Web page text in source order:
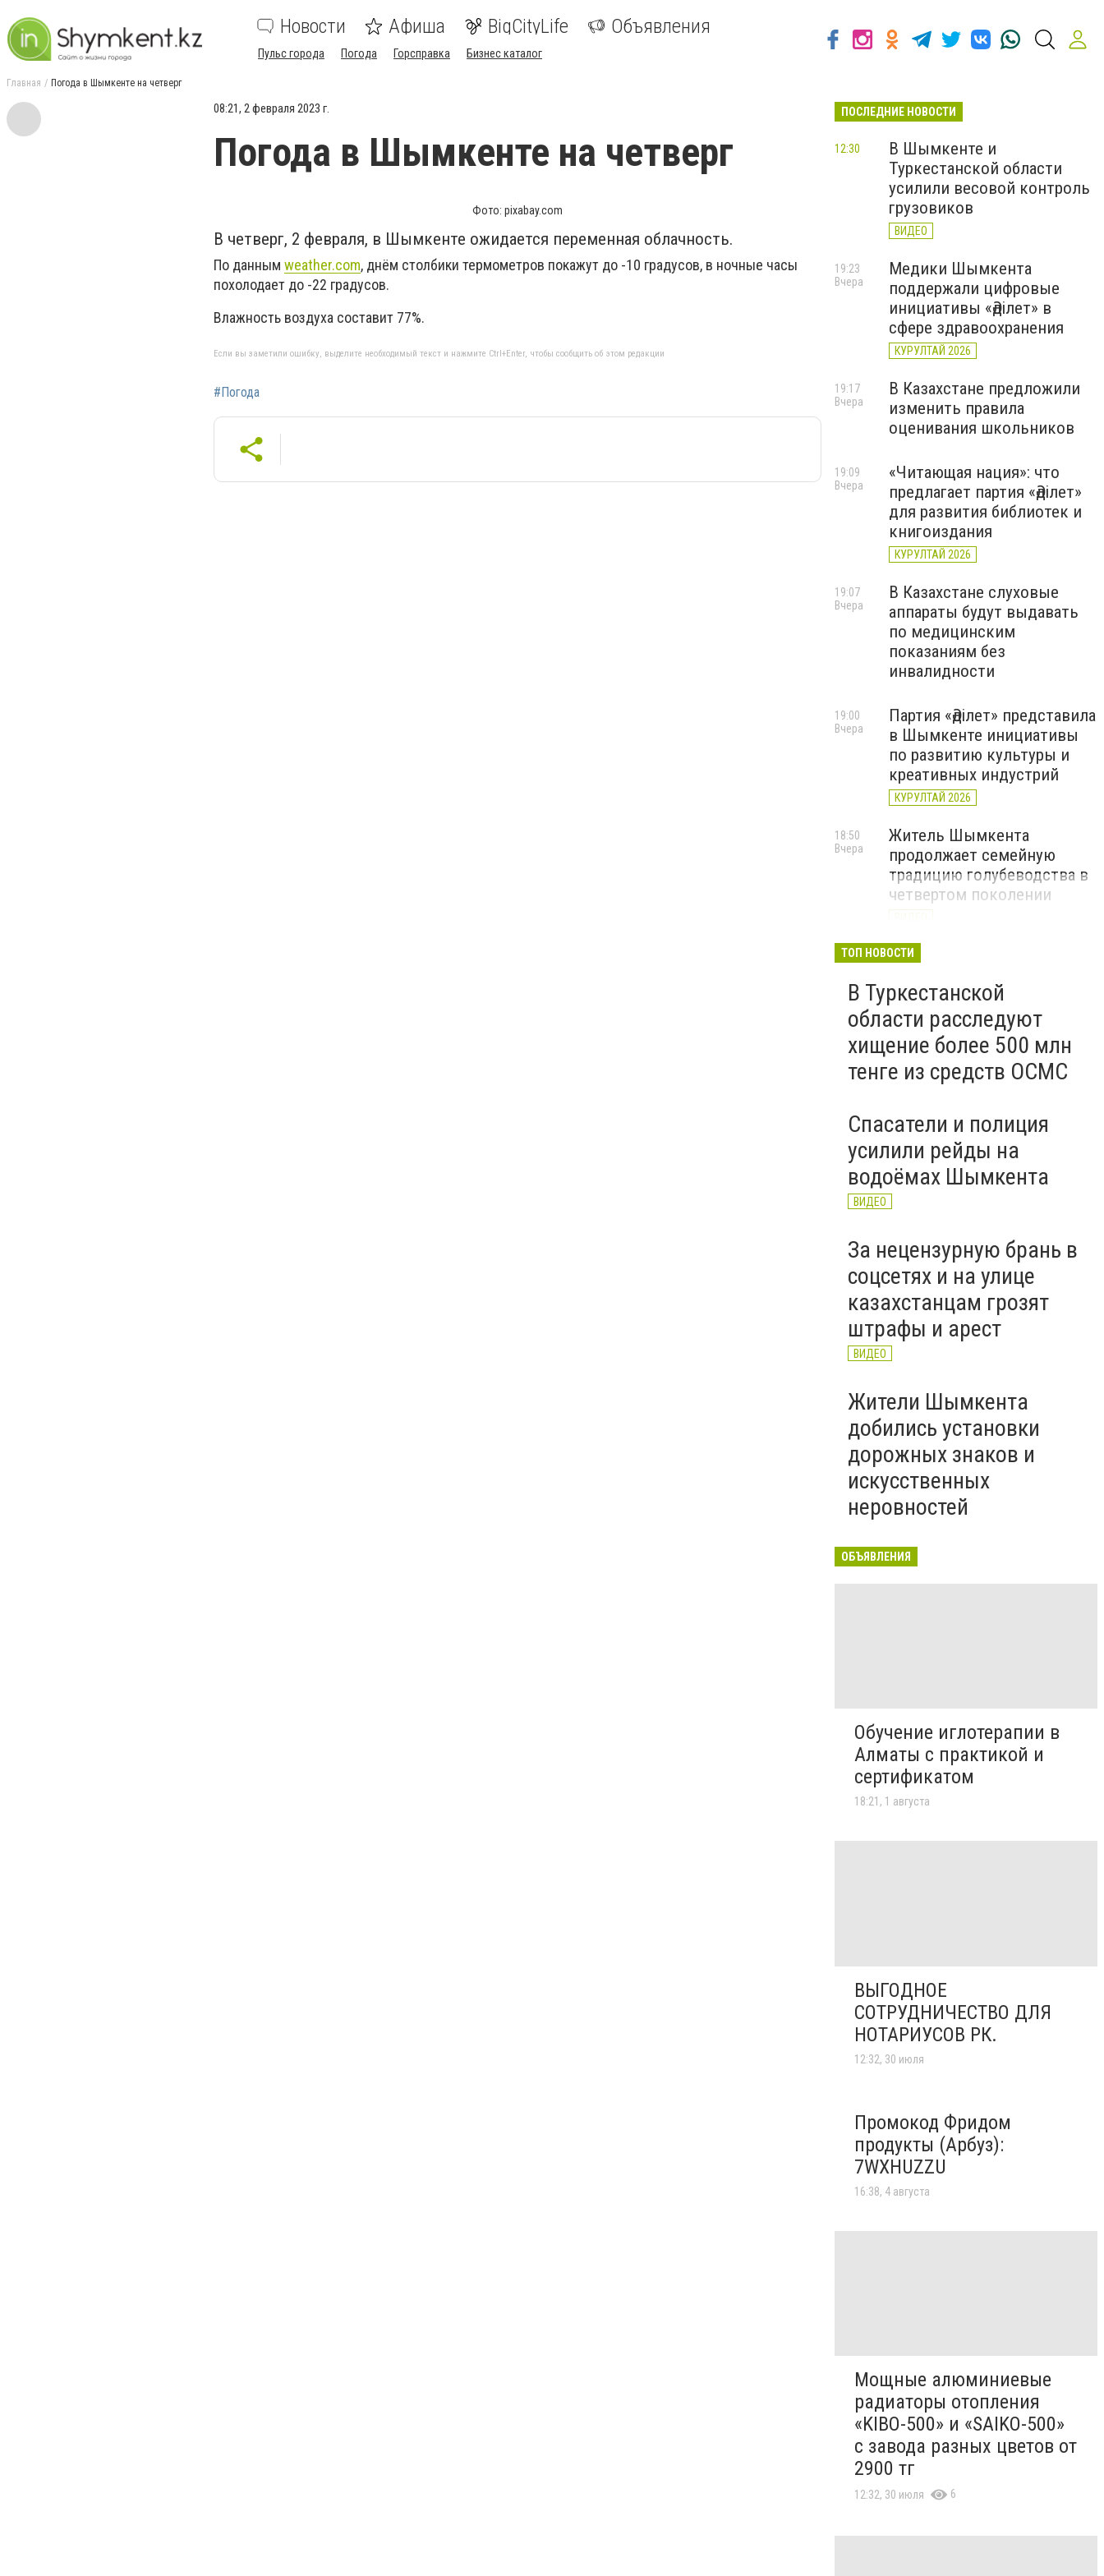
Новости Афиша BigCityLife Объявления
Пульс города Погода Горсправка Бизнес каталог
Главная Погода в Шымкенте на четверг
08:21, 2 февраля 2023 г.
Погода в Шымкенте на четверг
Фото: pixabay.com
В четверг, 2 февраля, в Шымкенте ожидается переменная облачность.
По данным weather.com, днём столбики термометров покажут до -10 градусов, в ночные часы
похолодает до -22 градусов.
Влажность воздуха составит 77%.
Если вы заметили ошибку, выделите необходимый текст и нажмите Ctrl+Enter, чтобы сообщить об этом редакции
#Погода
ПОСЛЕДНИЕ НОВОСТИ
В Шымкенте и
Туркестанской области
усилили весовой контроль
грузовиков
ВИДЕО
12:30
Медики Шымкента
поддержали цифровые
инициативы «Әділет» в
сфере здравоохранения
КУРУЛТАЙ 2026
19:23
Вчера
В Казахстане предложили
изменить правила
оценивания школьников
19:17
Вчера
«Читающая нация»: что
предлагает партия «Әділет»
для развития библиотек и
книгоиздания
КУРУЛТАЙ 2026
19:09
Вчера
В Казахстане слуховые
аппараты будут выдавать
по медицинским
показаниям без
инвалидности
19:07
Вчера
Партия «Әділет» представила
в Шымкенте инициативы
по развитию культуры и
креативных индустрий
КУРУЛТАЙ 2026
19:00
Вчера
Житель Шымкента
продолжает семейную
традицию голубеводства в
четвертом поколении
18:50
Вчера
«Әділет» объединила
регионов на форуме
цифровых инициатив
КУРУЛТАЙ 2026
17:22
ТОП НОВОСТИ
В Туркестанской
области расследуют
хищение более 500 млн
тенге из средств ОСМС
Спасатели и полиция
усилили рейды на
водоёмах Шымкента
ВИДЕО
За нецензурную брань в
соцсетях и на улице
казахстанцам грозят
штрафы и арест
ВИДЕО
Жители Шымкента
добились установки
дорожных знаков и
искусственных
неровностей
ОБЪЯВЛЕНИЯ
Обучение иглотерапии в
Алматы с практикой и
сертификатом
18:21, 1 августа
ВЫГОДНОЕ
СОТРУДНИЧЕСТВО ДЛЯ
НОТАРИУСОВ РК.
12:32, 30 июля
Промокод Фридом
продукты (Арбуз):
7WXHUZZU
16:38, 4 августа
Мощные алюминиевые
радиаторы отопления
«KIBO-500» и «SAIKO-500»
с завода разных цветов от
2900 тг
12:32, 30 июля 6